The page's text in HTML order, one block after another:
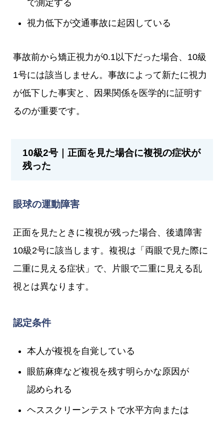
で測定する
視力低下が交通事故に起因している
事故前から矯正視力が0.1以下だった場合、10級
1号には該当しません。事故によって新たに視力
が低下した事実と、因果関係を医学的に証明す
るのが重要です。
10級2号｜正面を見た場合に複視の症状が
残った
眼球の運動障害
正面を見たときに複視が残った場合、後遺障害
10級2号に該当します。複視は「両眼で見た際に
二重に見える症状」で、片眼で二重に見える乱
視とは異なります。
認定条件
本人が複視を自覚している
眼筋麻痺など複視を残す明らかな原因が
認められる
ヘススクリーンテストで水平方向または